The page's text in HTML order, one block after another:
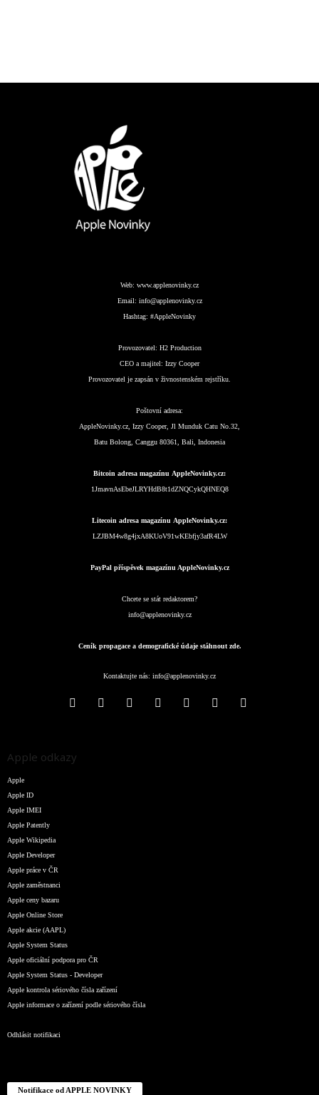
Web: www.applenovinky.cz
Email: info@applenovinky.cz
Hashtag: #AppleNovinky
Provozovatel: H2 Production
CEO a majitel: Izzy Cooper
Provozovatel je zapsán v živnostenském rejstříku.
Poštovní adresa:
AppleNovinky.cz, Izzy Cooper, Jl Munduk Catu No.32,
Batu Bolong, Canggu 80361, Bali, Indonesia
Bitcoin adresa magazínu AppleNovinky.cz:
1JmavnAsEbeJLRYHdB8t1dZNQCykQHNEQ8
Litecoin adresa magazínu AppleNovinky.cz:
LZJBM4w8g4jxA8KUoV91wKEbfjy3afR4LW
PayPal příspěvek magazínu AppleNovinky.cz
Chcete se stát redaktorem?
info@applenovinky.cz
Ceník propagace a demografické údaje stáhnout zde.
Kontaktujte nás: info@applenovinky.cz
Apple odkazy
Apple
Apple ID
Apple IMEI
Apple Patently
Apple Wikipedia
Apple Developer
Apple práce v ČR
Apple zaměstnanci
Apple ceny bazaru
Apple Online Store
Apple akcie (AAPL)
Apple System Status
Apple oficiální podpora pro ČR
Apple System Status - Developer
Apple kontrola sériového čísla zařízení
Apple informace o zařízení podle sériového čísla
Odhlásit notifikaci
Notifikace od APPLE NOVINKY